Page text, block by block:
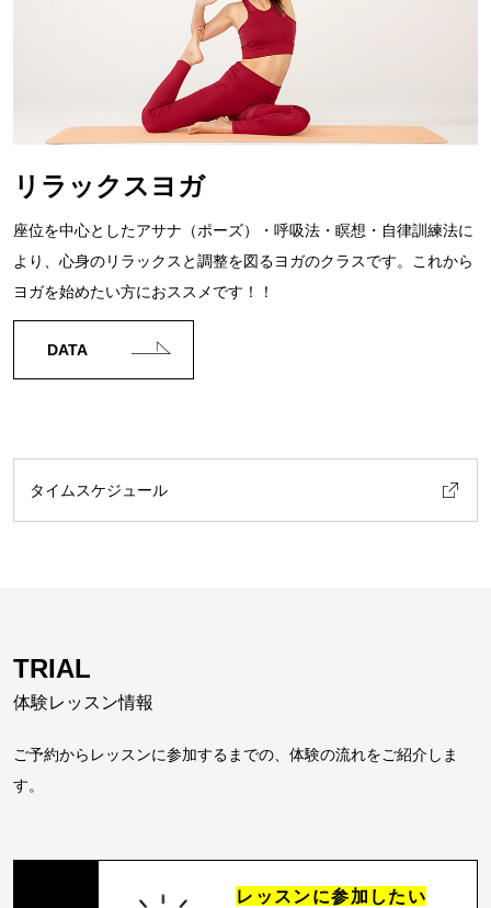
リラックスヨガ
座位を中心としたアサナ（ポーズ）・呼吸法・瞑想・自律訓練法に
より、心身のリラックスと調整を図るヨガのクラスです。これから
ヨガを始めたい方におススメです！！
DATA
タイムスケジュール
TRIAL
体験レッスン情報
ご予約からレッスンに参加するまでの、体験の流れをご紹介しま
す。
レッスンに参加したい